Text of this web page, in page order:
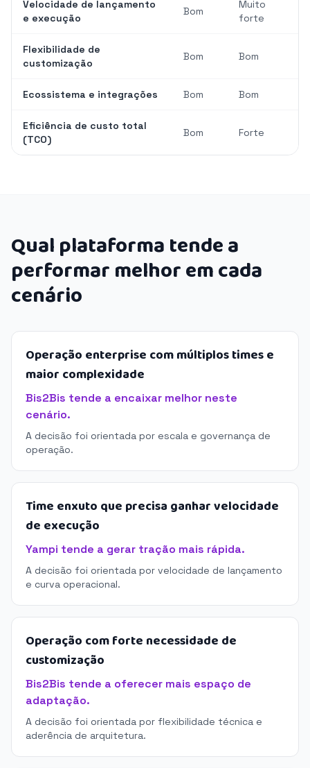
Velocidade de lançamento
e execução
Bom
Muito
forte
Flexibilidade de
customização
Bom Bom
Ecossistema e integrações Bom Bom
Eficiência de custo total
(TCO)
Bom Forte
Qual plataforma tende a
performar melhor em cada
cenário
Operação enterprise com múltiplos times e
maior complexidade
Bis2Bis tende a encaixar melhor neste
cenário.
A decisão foi orientada por escala e governança de
operação.
Time enxuto que precisa ganhar velocidade
de execução
Yampi tende a gerar tração mais rápida.
A decisão foi orientada por velocidade de lançamento
e curva operacional.
Operação com forte necessidade de
customização
Bis2Bis tende a oferecer mais espaço de
adaptação.
A decisão foi orientada por flexibilidade técnica e
aderência de arquitetura.